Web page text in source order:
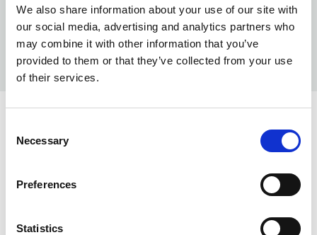
We also share information about your use of our site with
our social media, advertising and analytics partners who
may combine it with other information that you’ve
provided to them or that they’ve collected from your use
of their services.
Selection
Necessary
Preferences
Statistics
DARK INDIGO 558
DENIM BLUE 581
INFO: